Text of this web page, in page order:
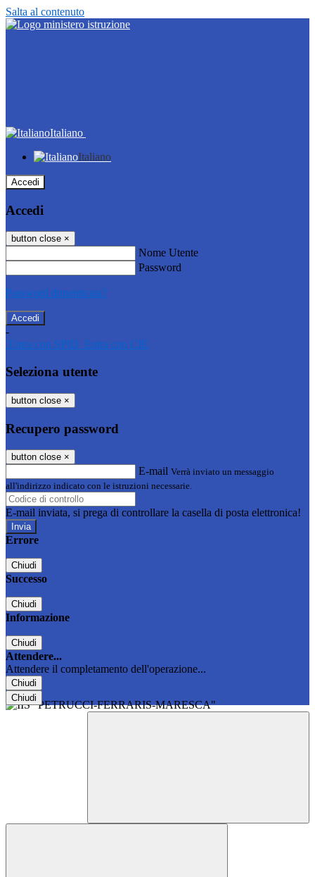
Salta al contenuto
Italiano
Italiano
Accedi
Accedi
button close ×
Nome Utente
Password
Password dimenticata?
-
Entra con SPID Entra con CIE
Seleziona utente
button close ×
Recupero password
button close ×
E-mail Verrà inviato un messaggio
all'indirizzo indicato con le istruzioni necessarie.
E-mail inviata, si prega di controllare la casella di posta elettronica!
Errore
Chiudi
Successo
Chiudi
Informazione
Chiudi
Attendere...
Attendere il completamento dell'operazione...
Chiudi
Chiudi